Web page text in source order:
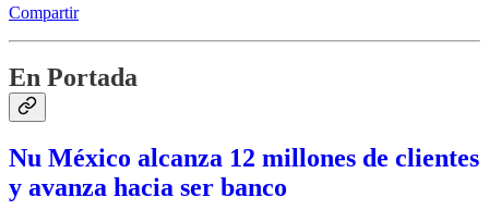
Compartir
En Portada
Nu México alcanza 12 millones de clientes
y avanza hacia ser banco